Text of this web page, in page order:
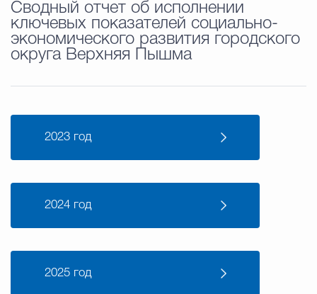
Сводный отчет об исполнении
ключевых показателей социально-
экономического развития городского
округа Верхняя Пышма
2023 год
2024 год
2025 год